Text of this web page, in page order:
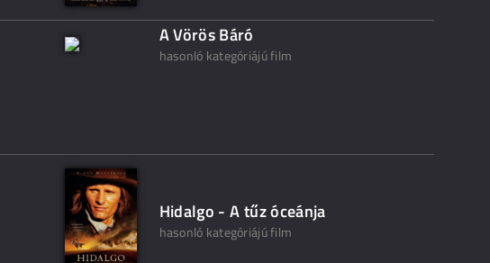
A Vörös Báró
hasonló kategóriájú film
Hidalgo - A tűz óceánja
hasonló kategóriájú film